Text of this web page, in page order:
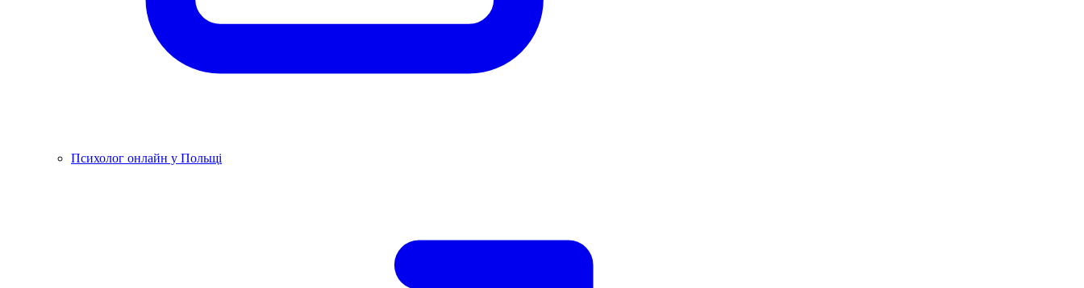
Психолог онлайн у Польщі